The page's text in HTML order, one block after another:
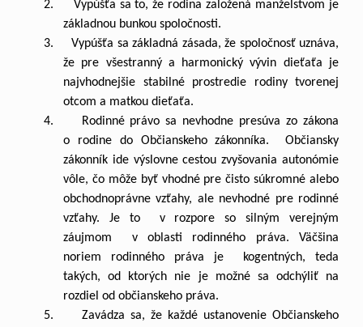
2. Vypúšťa sa to, že rodina založená manželstvom je
základnou bunkou spoločnosti.
3. Vypúšťa sa základná zásada, že spoločnosť uznáva,
že pre všestranný a harmonický vývin dieťaťa je
najvhodnejšie stabilné prostredie rodiny tvorenej
otcom a matkou dieťaťa.
4. Rodinné právo sa nevhodne presúva zo zákona
o rodine do Občianskeho zákonníka. Občiansky
zákonník ide výslovne cestou zvyšovania autonómie
vôle, čo môže byť vhodné pre čisto súkromné alebo
obchodnoprávne vzťahy, ale nevhodné pre rodinné
vzťahy. Je to v rozpore so silným verejným
záujmom v oblasti rodinného práva. Väčšina
noriem rodinného práva je kogentných, teda
takých, od ktorých nie je možné sa odchýliť na
rozdiel od občianskeho práva.
5. Zavádza sa, že každé ustanovenie Občianskeho